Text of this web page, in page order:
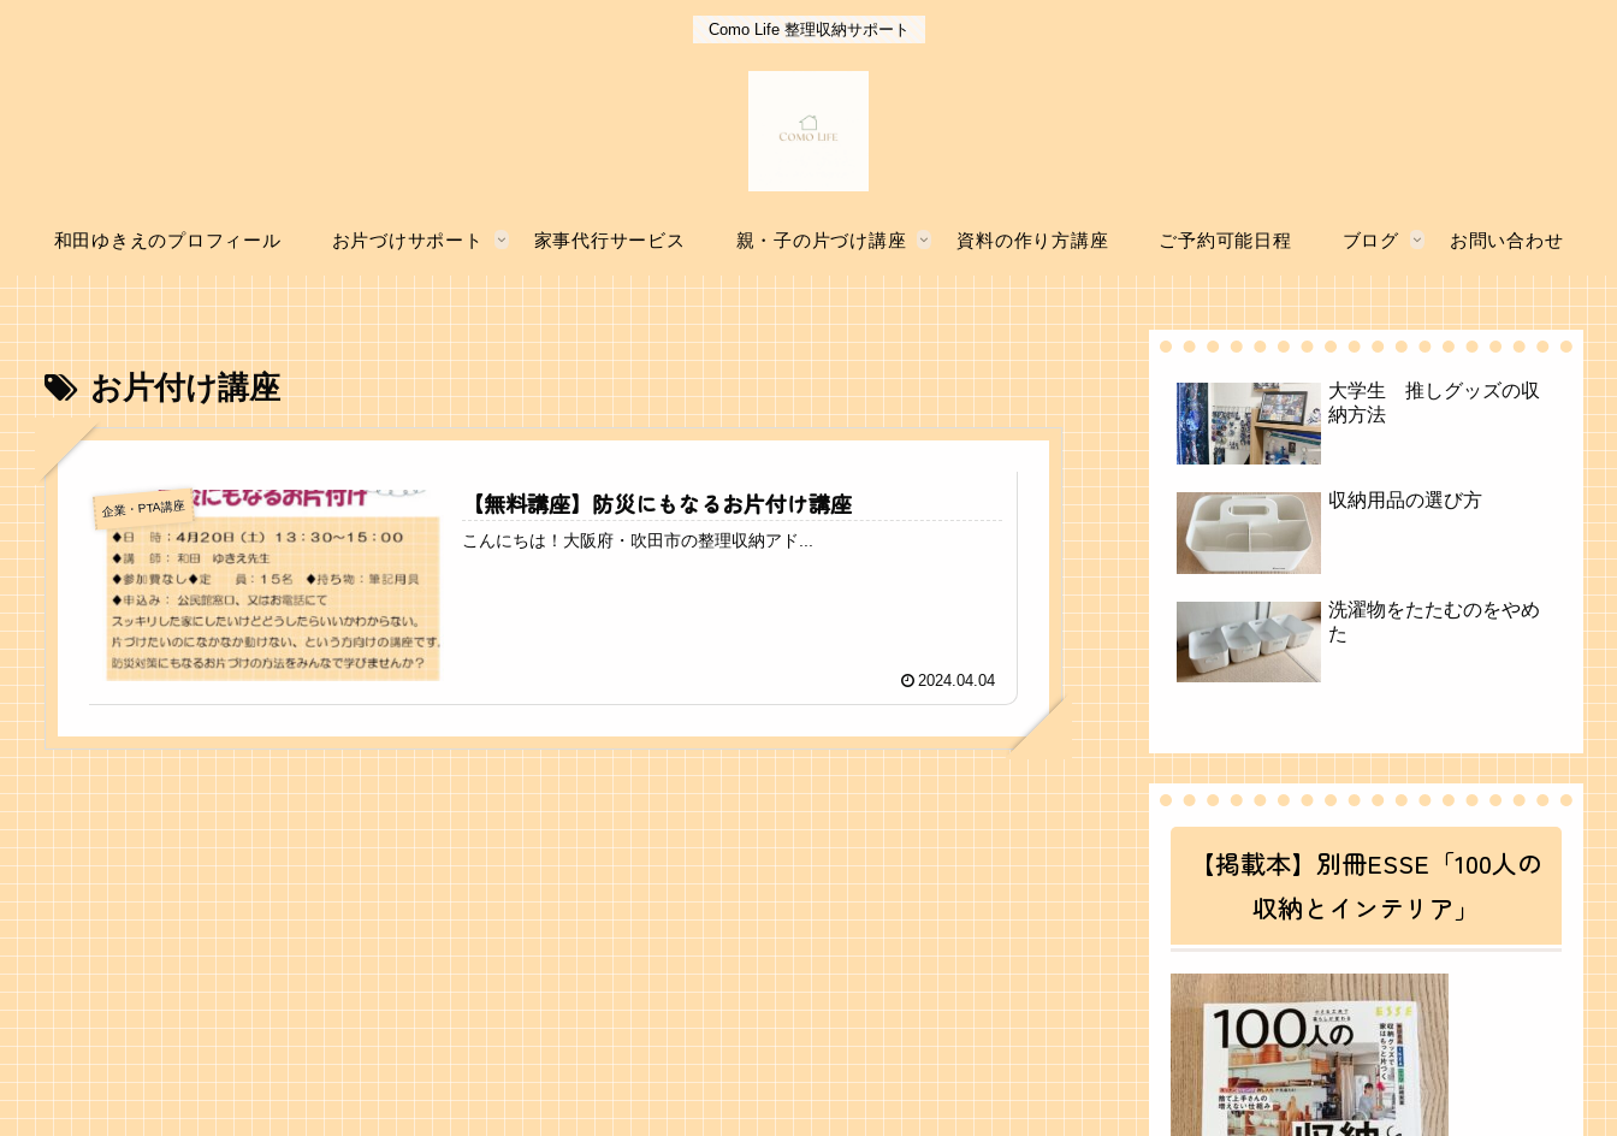
Como Life 整理収納サポート
和田ゆきえのプロフィール お片づけサポート 家事代行サービス 親・子の片づけ講座 資料の作り方講座 ご予約可能日程 ブログ お問い合わせ
お片付け講座
企業・PTA講座 【無料講座】防災にもなるお片付け講座
こんにちは！大阪府・吹田市の整理収納アド...
2024.04.04
大学生 推しグッズの収
納方法
収納用品の選び方
洗濯物をたたむのをやめ
た
【掲載本】別冊ESSE「100人の
収納とインテリア」